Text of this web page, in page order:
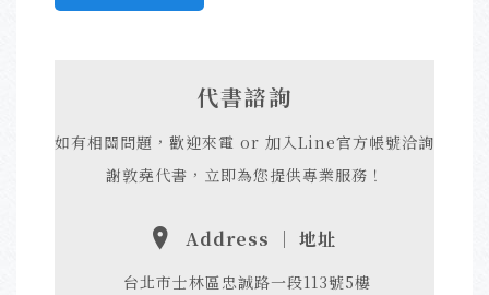
代書諮詢
如有相關問題，歡迎來電 or 加入Line官方帳號洽詢
謝敦堯代書，立即為您提供專業服務！
Address ｜ 地址
台北市士林區忠誠路一段113號5樓